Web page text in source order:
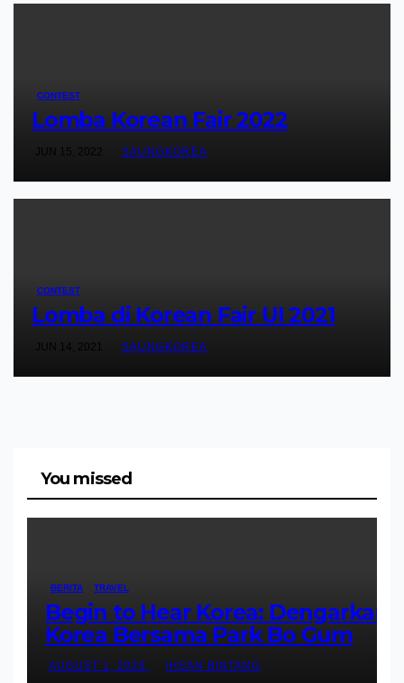
CONTEST
Lomba Korean Fair 2022
JUN 15, 2022 SAUNGKOREA
CONTEST
Lomba di Korean Fair UI 2021
JUN 14, 2021 SAUNGKOREA
You missed
BERITA TRAVEL
Begin to Hear Korea: Dengarkan
Korea Bersama Park Bo Gum
AUGUST 1, 2026 IHSAN BINTANG